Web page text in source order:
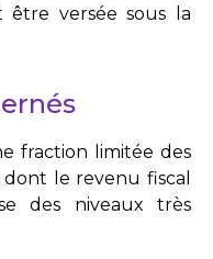
être versée sous la
fraction limitée des
le revenu fiscal
des niveaux très